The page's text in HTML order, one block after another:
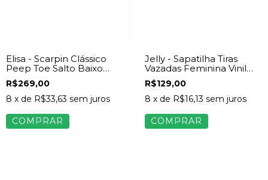
Elisa - Scarpin Clássico
Peep Toe Salto Baixo
Verniz Vinho
R$269,00
8 x de R$33,63 sem juros
COMPRAR
Jelly - Sapatilha Tiras
Vazadas Feminina Vinil
Rosa
R$129,00
8 x de R$16,13 sem juros
COMPRAR